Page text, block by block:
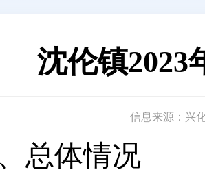
沈伦镇2023
信息来源：兴
总体情况